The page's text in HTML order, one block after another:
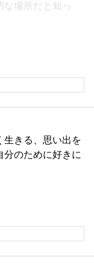
な場所だと知っ
生きる、思い出を
分のために好きに